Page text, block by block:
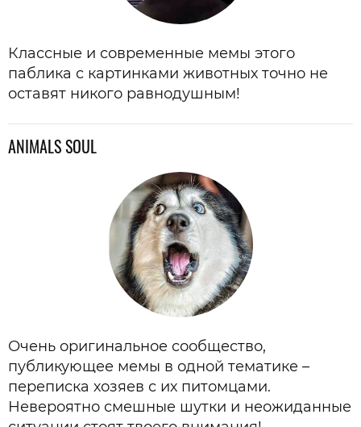
Классные и современные мемы этого
паблика с картинками животных точно не
оставят никого равнодушным!
ANIMALS SOUL
Очень оригинальное сообщество,
публикующее мемы в одной тематике –
переписка хозяев с их питомцами.
Невероятно смешные шутки и неожиданные